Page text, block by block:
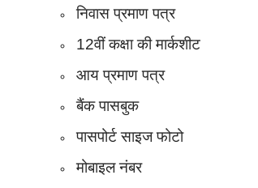
निवास प्रमाण पत्र
12वीं कक्षा की मार्कशीट
आय प्रमाण पत्र
बैंक पासबुक
पासपोर्ट साइज फोटो
मोबाइल नंबर